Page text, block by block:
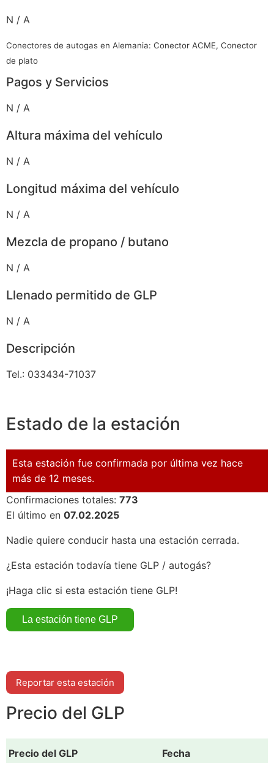
N / A
Conectores de autogas en Alemania: Conector ACME, Conector
de plato
Pagos y Servicios
N / A
Altura máxima del vehículo
N / A
Longitud máxima del vehículo
N / A
Mezcla de propano / butano
N / A
Llenado permitido de GLP
N / A
Descripción
Tel.: 033434-71037
Estado de la estación
Esta estación fue confirmada por última vez hace
más de 12 meses.
Confirmaciones totales: 773
El último en 07.02.2025
Nadie quiere conducir hasta una estación cerrada.
¿Esta estación todavía tiene GLP / autogás?
¡Haga clic si esta estación tiene GLP!
Reportar esta estación
Precio del GLP
Precio del GLP Fecha